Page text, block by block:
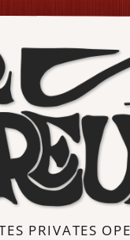
PRIVATES